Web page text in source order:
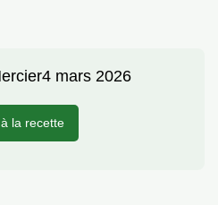
4 mars 2026
la recette